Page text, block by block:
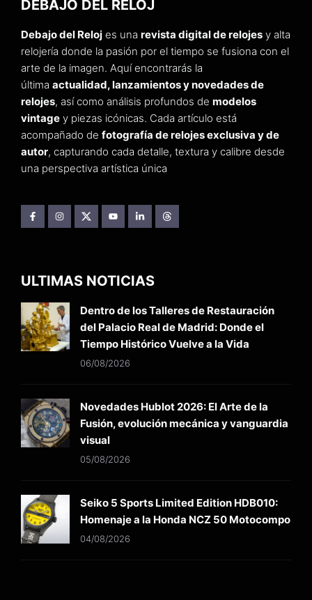
DEBAJO DEL RELOJ
Debajo del Reloj es una revista digital de relojes y alta
relojería donde la pasión por el tiempo se fusiona con el
arte de la imagen. Aquí encontrarás la
última actualidad, lanzamientos y novedades de
relojes, así como análisis profundos de modelos
vintage y piezas icónicas. Cada artículo está
acompañado de fotografía de relojes exclusiva y de
autor, capturando cada detalle, textura y calibre desde
una perspectiva artística única
ULTIMAS NOTICIAS
Dentro de los Talleres de Restauración
del Palacio Real de Madrid: Donde el
Tiempo Histórico Vuelve a la Vida
06/08/2026
Novedades Hublot 2026: El Arte de la
Fusión, evolución mecánica y vanguardia
visual
05/08/2026
Seiko 5 Sports Limited Edition HDB010:
Homenaje a la Honda NCZ 50 Motocompo
04/08/2026